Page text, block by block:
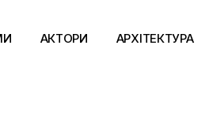
АКТОРИ АРХІТЕКТУРА